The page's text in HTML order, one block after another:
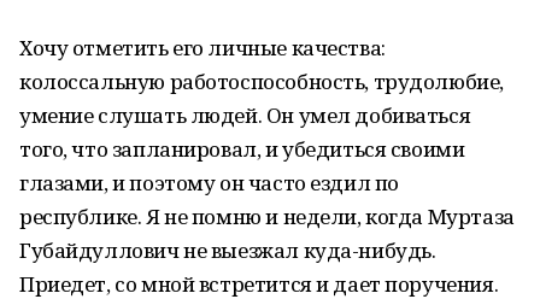
Хочу отметить его личные качества:
колоссальную работоспособность, трудолюбие,
умение слушать людей. Он умел добиваться
того, что запланировал, и убедиться своими
глазами, и поэтому он часто ездил по
республике. Я не помню и недели, когда Муртаза
Губайдуллович не выезжал куда-нибудь.
Приедет, со мной встретится и дает поручения.